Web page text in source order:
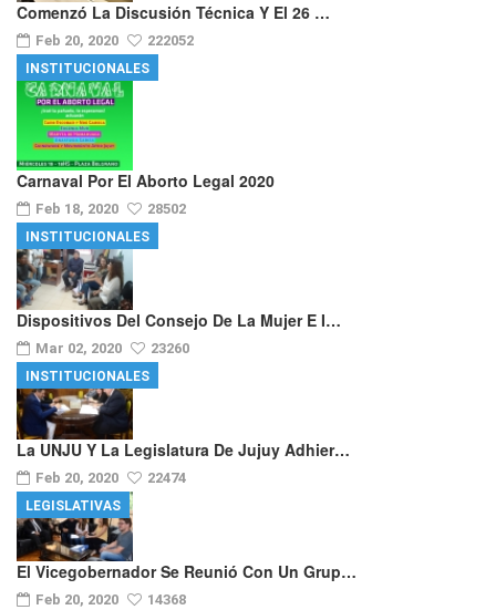
Comenzó La Discusión Técnica Y El 26 …
Feb 20, 2020 222052
Carnaval Por El Aborto Legal 2020
Feb 18, 2020 28502
INSTITUCIONALES
Dispositivos Del Consejo De La Mujer E I…
Mar 02, 2020 23260
INSTITUCIONALES
La UNJU Y La Legislatura De Jujuy Adhier…
Feb 20, 2020 22474
INSTITUCIONALES
El Vicegobernador Se Reunió Con Un Grup…
Feb 20, 2020 14368
LEGISLATIVAS